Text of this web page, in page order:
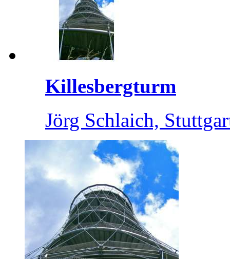
Killesbergturm
Jörg Schlaich,